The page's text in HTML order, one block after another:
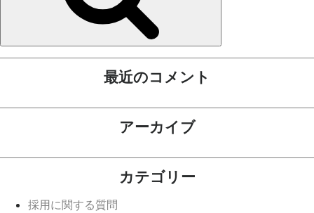
最近のコメント
アーカイブ
カテゴリー
採用に関する質問